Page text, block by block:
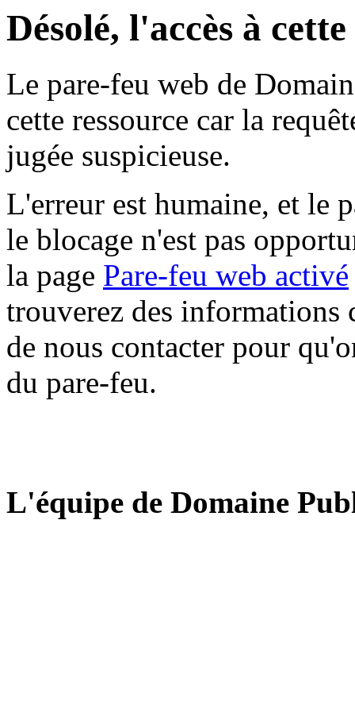
Désolé, l'accès à
Le pare-feu web de
cette ressource car la
jugée suspicieuse.
L'erreur est humaine, et le
le blocage n'est pas
la page Pare-feu web activé
trouverez des informations
de nous contacter pour
du pare-feu.
L'équipe de Domaine